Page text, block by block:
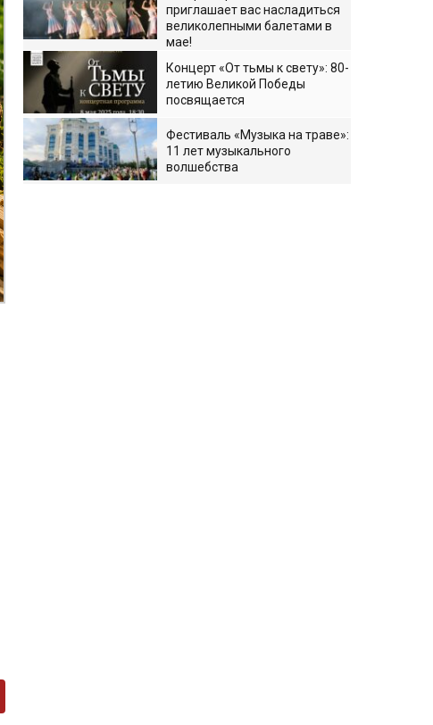
приглашает вас насладиться
великолепными балетами в
мае!
Концерт «От тьмы к свету»: 80-
летию Великой Победы
посвящается
Фестиваль «Музыка на траве»:
11 лет музыкального
волшебства